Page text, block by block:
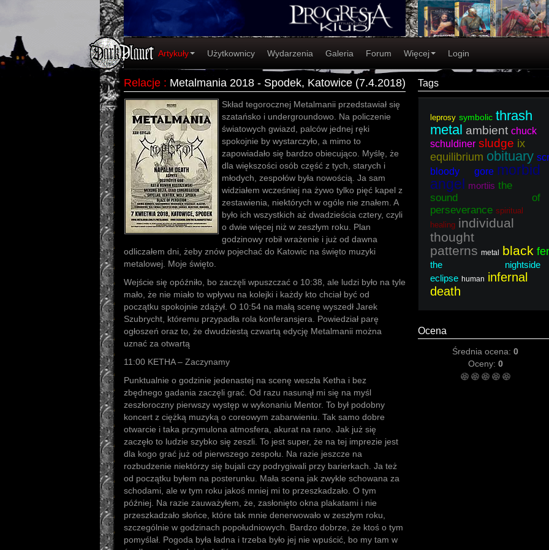
Artykuły Użytkownicy Wydarzenia Galeria Forum Więcej Login
Relacje : Metalmania 2018 - Spodek, Katowice (7.4.2018)
Skład tegorocznej Metalmanii przedstawiał się
szatańsko i undergroundowo. Na policzenie
światowych gwiazd, palców jednej ręki
spokojnie by wystarczyło, a mimo to
zapowiadało się bardzo obiecująco. Myślę, że
dla większości osób część z tych, starych i
młodych, zespołów była nowością. Ja sam
widziałem wcześniej na żywo tylko pięć kapel z
zestawienia, niektórych w ogóle nie znałem. A
było ich wszystkich aż dwadzieścia cztery, czyli
o dwie więcej niż w zeszłym roku. Plan
godzinowy robił wrażenie i już od dawna
odliczałem dni, żeby znów pojechać do Katowic na święto muzyki
metalowej. Moje święto.
Wejście się opóźniło, bo zaczęli wpuszczać o 10:38, ale ludzi było na tyle
mało, że nie miało to wpływu na kolejki i każdy kto chciał być od
początku spokojnie zdążył. O 10:54 na małą scenę wyszedł Jarek
Szubrycht, któremu przypadła rola konferansjera. Powiedział parę
ogłoszeń oraz to, że dwudziestą czwartą edycję Metalmanii można
uznać za otwartą
11:00 KETHA – Zaczynamy
Punktualnie o godzinie jedenastej na scenę weszła Ketha i bez
zbędnego gadania zaczęli grać. Od razu nasunął mi się na myśl
zeszłoroczny pierwszy występ w wykonaniu Mentor. To był podobny
koncert z ciężką muzyką o coreowym zabarwieniu. Tak samo dobre
otwarcie i taka przymulona atmosfera, akurat na rano. Jak już się
zaczęło to ludzie szybko się zeszli. To jest super, że na tej imprezie jest
dla kogo grać już od pierwszego zespołu. Na razie jeszcze na
rozbudzenie niektórzy się bujali czy podrygiwali przy barierkach. Ja też
od początku byłem na posterunku. Mała scena jak zwykle schowana za
schodami, ale w tym roku jakoś mniej mi to przeszkadzało. O tym
później. Na razie zauważyłem, że, zasłonięto okna plakatami i nie
przeszkadzało słońce, które tak mnie denerwowało w zeszłym roku,
szczególnie w godzinach popołudniowych. Bardzo dobrze, że ktoś o tym
pomyślał. Pogoda była ładna i trzeba było jej nie wpuścić, bo my tam w
Tags
leprosy symbolic thrash
metal ambient chuck
schuldiner sludge ix
equilibrium obituary
bloody gore morbid
angel mortiis the
sound of
perseverance spiritual
healing individual
thought
patterns metal black
the nightside
eclipse human infernal
death
Ocena
Średnia ocena: 0
Oceny: 0